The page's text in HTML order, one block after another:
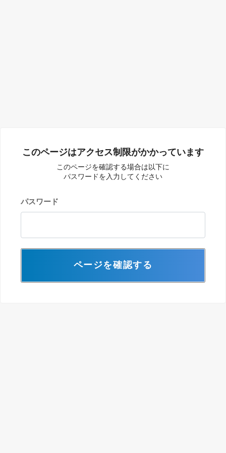
このページはアクセス制限がかかっています
このページを確認する場合は以下に
パスワードを入力してください
パスワード
ページを確認する